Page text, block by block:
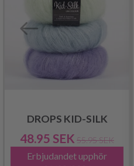
DROPS KID-SILK
48.95 SEK 55.95 SEK
Erbjudandet upphör